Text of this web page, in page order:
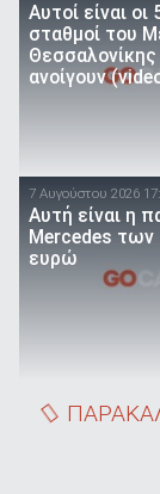
Αυτοί είναι οι
σταθμοί του
ανοίγουν
7 Αυγούστου 2026
Αυτή είναι η
Mercedes των
ευρώ